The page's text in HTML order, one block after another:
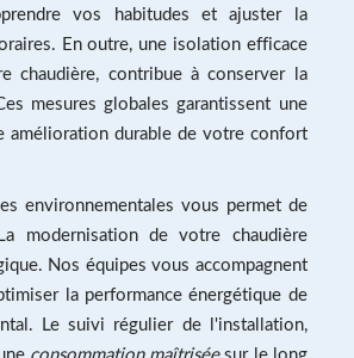
vos habitudes et ajuster la
En outre, une isolation efficace
chaudière, contribue à conserver la
mesures globales garantissent une
durable de votre confort
environnementales vous permet de
modernisation de votre chaudière
Nos équipes vous accompagnent
la performance énergétique de
Le suivi régulier de l'installation,
consommation maîtriséesur le long